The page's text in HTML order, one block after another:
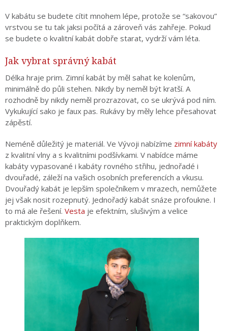
V kabátu se budete cítit mnohem lépe, protože se “sakovou”
vrstvou se tu tak jaksi počítá a zároveň vás zahřeje. Pokud
se budete o kvalitní kabát dobře starat, vydrží vám léta.
Jak vybrat správný kabát
Délka hraje prim. Zimní kabát by měl sahat ke kolenům,
minimálně do půli stehen. Nikdy by neměl být kratší. A
rozhodně by nikdy neměl prozrazovat, co se ukrývá pod ním.
Vykukující sako je faux pas. Rukávy by měly lehce přesahovat
zápěstí.
Neméně důležitý je materiál. Ve Vývoji nabízíme zimní kabáty
z kvalitní vlny a s kvalitními podšívkami. V nabídce máme
kabáty vypasované i kabáty rovného střihu, jednořadé i
dvouřadé, záleží na vašich osobních preferencích a vkusu.
Dvouřadý kabát je lepším společníkem v mrazech, nemůžete
jej však nosit rozepnutý. Jednořadý kabát snáze profoukne. I
to má ale řešení. Vesta je efektním, slušivým a velice
praktickým doplňkem.